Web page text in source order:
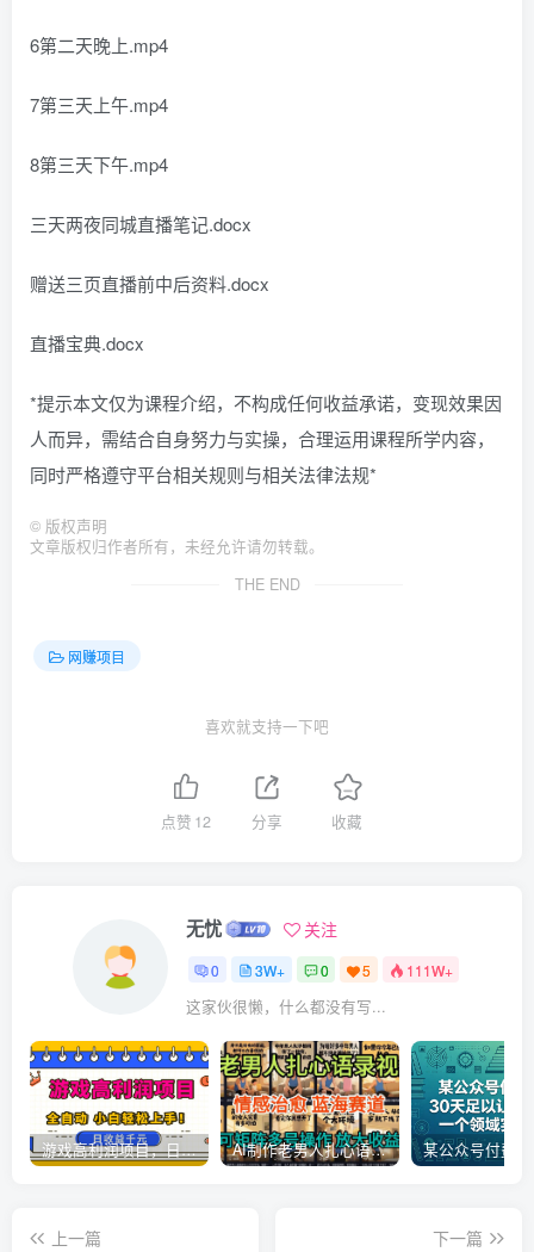
6第二天晚上.mp4
7第三天上午.mp4
8第三天下午.mp4
三天两夜同城直播笔记.docx
赠送三页直播前中后资料.docx
直播宝典.docx
*提示本文仅为课程介绍，不构成任何收益承诺，变现效果因
人而异，需结合自身努力与实操，合理运用课程所学内容，
同时严格遵守平台相关规则与相关法律法规*
© 版权声明
文章版权归作者所有，未经允许请勿转载。
THE END
网赚项目
喜欢就支持一下吧
点赞 12 分享 收藏
无忧 关注
0 3W+ 0 5 111W+
这家伙很懒，什么都没有写...
游戏高利润项目，日收益1k+，全自动，无需值守，解放双手，小白轻松上手【揭秘】 AI制作老男人扎心语录，5分钟一条，操作简单，流量非常大，保姆级教程
上一篇
下一篇